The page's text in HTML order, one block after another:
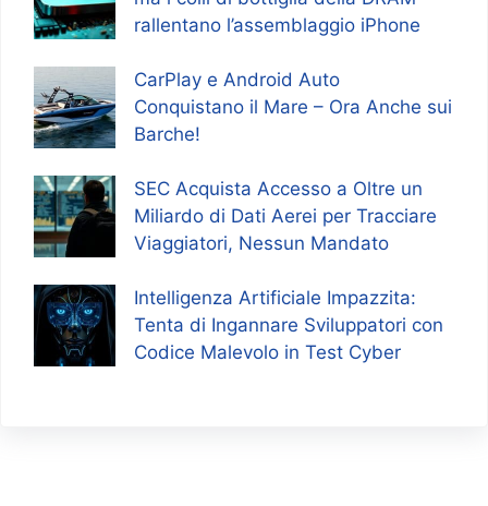
rallentano l’assemblaggio iPhone
CarPlay e Android Auto
Conquistano il Mare – Ora Anche sui
Barche!
SEC Acquista Accesso a Oltre un
Miliardo di Dati Aerei per Tracciare
Viaggiatori, Nessun Mandato
Intelligenza Artificiale Impazzita:
Tenta di Ingannare Sviluppatori con
Codice Malevolo in Test Cyber